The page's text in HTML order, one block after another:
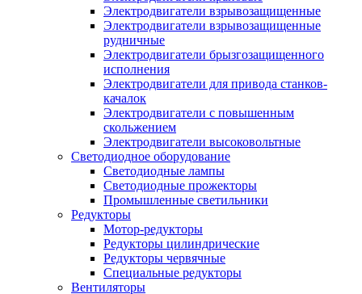
Электродвигатели взрывозащищенные
Электродвигатели взрывозащищенные
рудничные
Электродвигатели брызгозащищенного
исполнения
Электродвигатели для привода станков-
качалок
Электродвигатели с повышенным
скольжением
Электродвигатели высоковольтные
Светодиодное оборудование
Светодиодные лампы
Светодиодные прожекторы
Промышленные светильники
Редукторы
Мотор-редукторы
Редукторы цилиндрические
Редукторы червячные
Специальные редукторы
Вентиляторы